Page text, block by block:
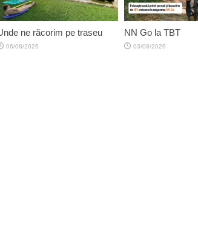
ne răcorim pe traseu
06/08/2026
NN Go la TBT
03/08/2026